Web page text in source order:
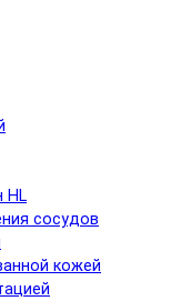
HL
сосудов
кожей